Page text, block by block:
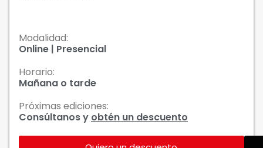
Modalidad:
Online | Presencial
Horario:
Mañana o tarde
Próximas ediciones:
Consúltanos y obtén un descuento